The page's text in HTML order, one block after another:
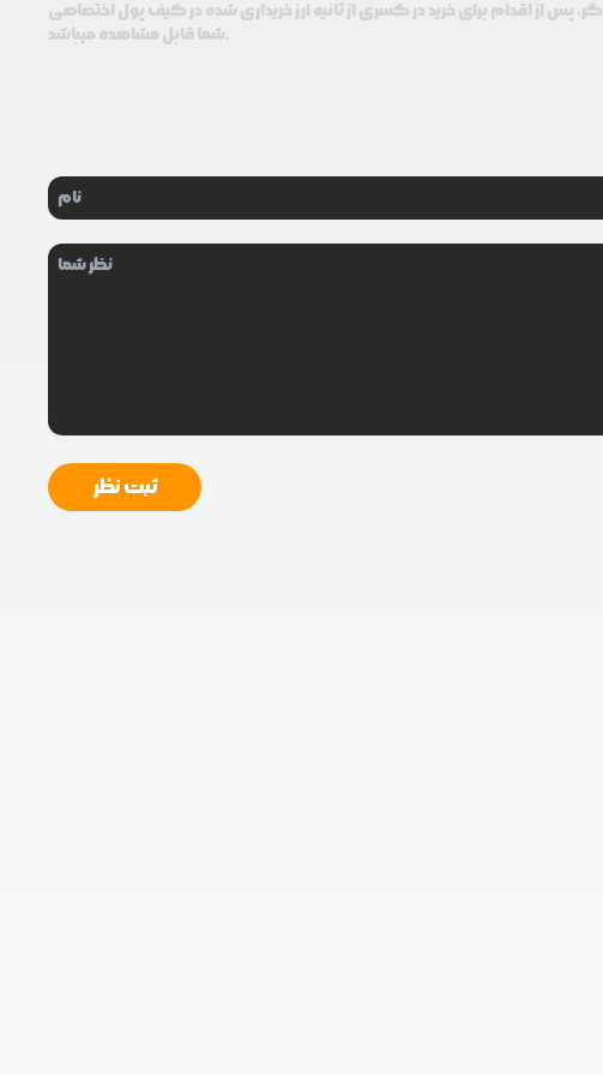
گر، پس از اقدام برای خرید در کسری از ثانیه ارز خریداری شده در کیف پول اختصاصی
شما قابل مشاهده میباشد.
ثبت نظر